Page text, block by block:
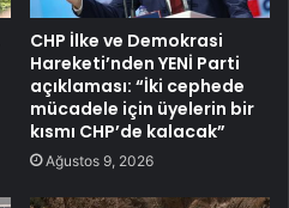
CHP İlke ve Demokrasi
Hareketi’nden YENİ Parti
açıklaması: “İki cephede
mücadele için üyelerin bir
kısmı CHP’de kalacak”
Ağustos 9, 2026